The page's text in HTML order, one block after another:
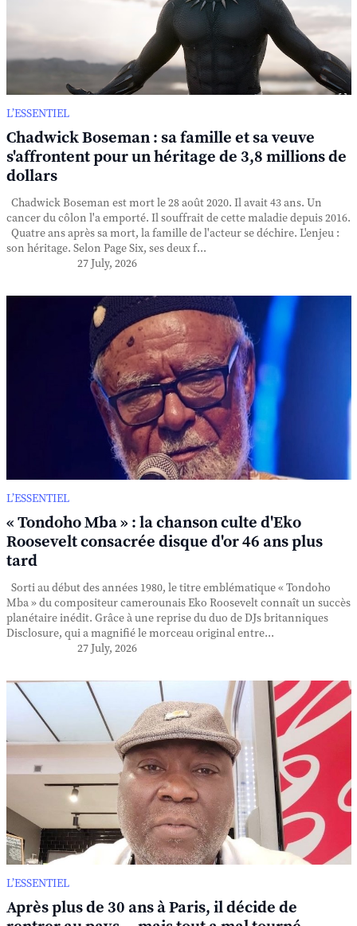
L’ESSENTIEL
Chadwick Boseman : sa famille et sa veuve
s'affrontent pour un héritage de 3,8 millions de
dollars
Chadwick Boseman est mort le 28 août 2020. Il avait 43 ans. Un
cancer du côlon l'a emporté. Il souffrait de cette maladie depuis 2016.
Quatre ans après sa mort, la famille de l'acteur se déchire. L'enjeu :
son héritage. Selon Page Six, ses deux f...
27 July, 2026
L’ESSENTIEL
« Tondoho Mba » : la chanson culte d'Eko
Roosevelt consacrée disque d'or 46 ans plus
tard
Sorti au début des années 1980, le titre emblématique « Tondoho
Mba » du compositeur camerounais Eko Roosevelt connaît un succès
planétaire inédit. Grâce à une reprise du duo de DJs britanniques
Disclosure, qui a magnifié le morceau original entre...
27 July, 2026
L’ESSENTIEL
Après plus de 30 ans à Paris, il décide de